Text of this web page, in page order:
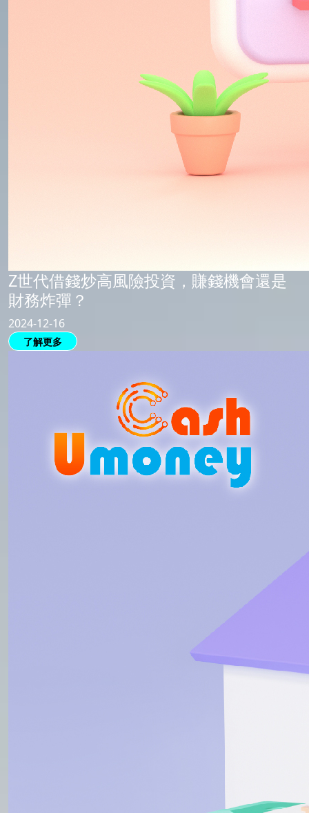
Z世代借錢炒高風險投資，賺錢機會還是
財務炸彈？
2024-12-16
了解更多